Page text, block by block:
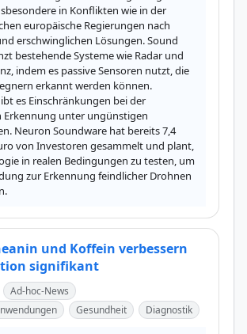
in Konflikten wie in der
europäische Regierungen nach
erschwinglichen Lösungen. Sound
bestehende Systeme wie Radar und
indem es passive Sensoren nutzt, die
erkannt werden können.
es Einschränkungen bei der
Erkennung unter ungünstigen
Neuron Soundware hat bereits 7,4
von Investoren gesammelt und plant,
in realen Bedingungen zu testen, um
zur Erkennung feindlicher Drohnen
und Koffein verbessern
signifikant
Ad-hoc-News
Gesundheit Diagnostik